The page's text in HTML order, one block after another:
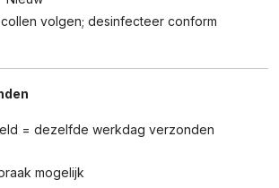
volgen; desinfecteer conform
= dezelfde werkdag verzonden
mogelijk